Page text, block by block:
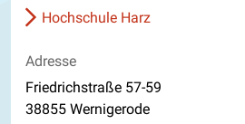
Hochschule Harz
Adresse
Friedrichstraße 57-59
38855 Wernigerode